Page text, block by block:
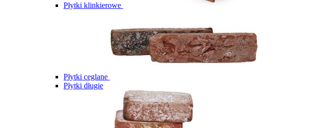
Płytki klinkierowe
Płytki ceglane
Płytki długie